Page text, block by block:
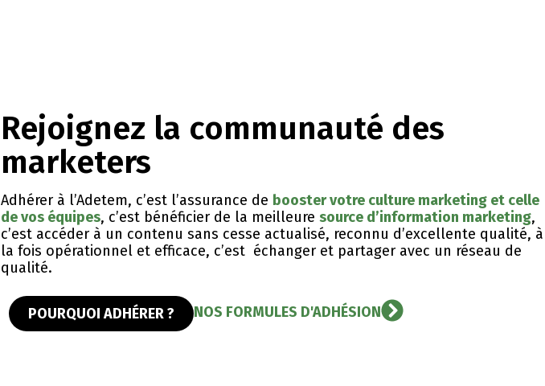
Rejoignez la communauté des
marketers
Adhérer à l’Adetem, c’est l’assurance de booster votre culture marketing et celle
de vos équipes, c’est bénéficier de la meilleuresource d’information marketing,
c’est accéder à un contenu sans cesse actualisé, reconnu d’excellente qualité, ​à
la fois opérationnel et efficace, c’est échanger et partager avec un réseau de
qualité.
POURQUOI ADHÉRER ? NOS FORMULES D'ADHÉSION